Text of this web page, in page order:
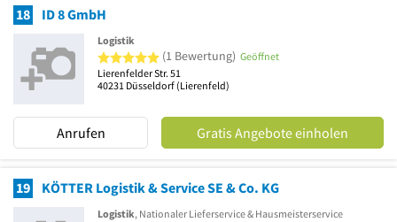
18 ID 8 GmbH
Logistik
5 von 5 Sternen
(1 Bewertung) Geöffnet
Lierenfelder Str. 51
40231 Düsseldorf (Lierenfeld)
Anrufen Gratis Angebote einholen
19 KÖTTER Logistik & Service SE & Co. KG
Logistik, Nationaler Lieferservice & Hausmeisterservice